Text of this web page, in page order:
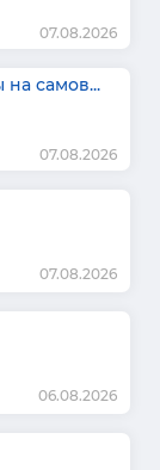
07.08.2026
на самов...
07.08.2026
07.08.2026
06.08.2026